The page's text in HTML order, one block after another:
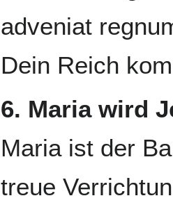
adveniat
Dein Reich
6. Maria wird
Maria ist der
treue